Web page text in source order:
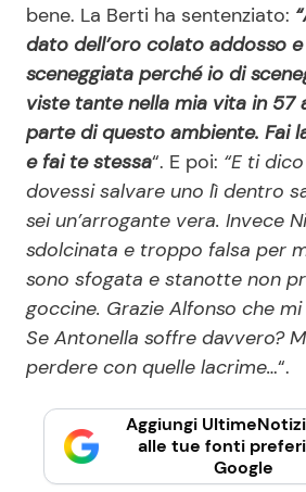
bene. La Berti ha sentenziato:
dato dell’oro colato addosso
sceneggiata perché io di
viste tante nella mia vita in 57
parte di questo ambiente. Fai
e fai te stessa“. E poi: “E ti
dovessi salvare uno lì dentro
sei un’arrogante vera. Invece
sdolcinata e troppo falsa per
sono sfogata e stanotte non
goccine. Grazie Alfonso che
Se Antonella soffre davvero?
perdere con quelle lacrime…“.
Aggiungi
alle tue fonti
Google